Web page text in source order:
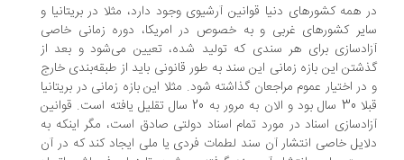
همه کشورهای دنیا قوانین آرشیوی وجود دارد، مثلا در بریتانیا و
کشورهای غربی و به خصوص در امریکا، دوره زمانی خاصی
برای هر سندی که تولید شده، تعیین می‌شود و بعد از
این بازه زمانی این سند به طور قانونی باید از طبقه‌بندی خارج
اختیار عموم مراجعان گذاشته شود. مثلا این بازه زمانی در بریتانیا
قبلا 30 سال بود و الان به مرور به 20 سال تقلیل یافته است. قوانین
اسناد در مورد تمام اسناد دولتی صادق است، مگر اینکه به
خاصی انتشار آن سند لطمات فردی یا ملی ایجاد کند که در آن